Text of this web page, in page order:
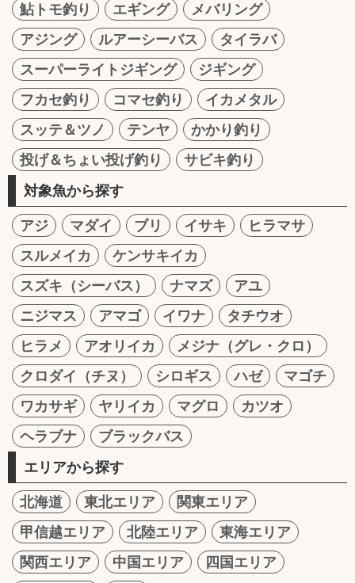
鮎トモ釣り エギング
メバリング
アジング
ルアーシーバス
タイラバ
スーパーライトジギング
ジギング
フカセ釣り
コマセ釣り
イカメタル
スッテ＆ツノ
テンヤ
かかり釣り
投げ＆ちょい投げ釣り
サビキ釣り
対象魚から探す
アジ マダイ ブリ イサキ
ヒラマサ
スルメイカ
ケンサキイカ
スズキ（シーバス）
ナマズ
アユ
ニジマス
アマゴ イワナ
タチウオ
ヒラメ
アオリイカ
メジナ（グレ・クロ）
クロダイ（チヌ）
シロギス ハゼ
マゴチ
ワカサギ
ヤリイカ マグロ
カツオ
ヘラブナ
ブラックバス
エリアから探す
北海道 東北エリア
関東エリア
甲信越エリア
北陸エリア
東海エリア
関西エリア
中国エリア
四国エリア